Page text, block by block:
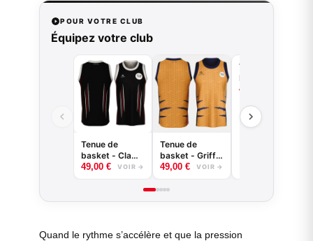
POUR VOTRE CLUB
Équipez votre club
Tenue de
basket - Claw -
B.EASE
49,00 € VOIR →
Tenue de
basket - Griffe
- B.EASE
49,00 € VOIR →
Tenue de
basket -
Splash -
49,00
Quand le rythme s’accélère et que la pression